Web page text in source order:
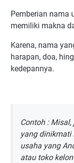
7. Al Baroqah
8. Abbasy
9. Annisah
10. Ariih/Arijj
11. Azza
15. Aara
16. Afia
17. Andhra
Pemberian nama
memiliki makna
Karena, nama
harapan, doa,
kedepannya.
Contoh :
yang dinikmati
usaha yang
atau toko